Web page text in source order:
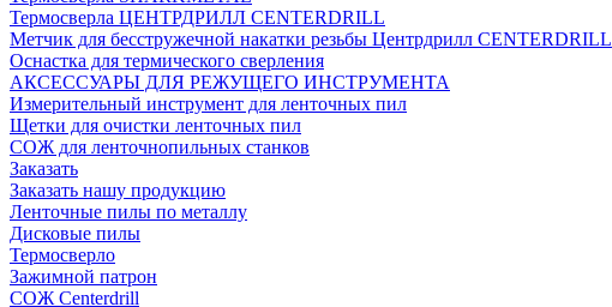
Термосверла ЦЕНТРДРИЛЛ CENTERDRILL
Метчик для бесстружечной накатки резьбы Центрдрилл CENTERDRILL
Оснастка для термического сверления
АКСЕССУАРЫ ДЛЯ РЕЖУЩЕГО ИНСТРУМЕНТА
Измерительный инструмент для ленточных пил
Щетки для очистки ленточных пил
СОЖ для ленточнопильных станков
Заказать
Заказать нашу продукцию
Ленточные пилы по металлу
Дисковые пилы
Термосверло
Зажимной патрон
СОЖ Centerdrill